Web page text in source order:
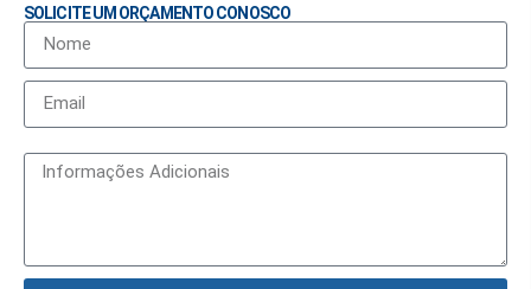
SOLICITE UM ORÇAMENTO CONOSCO